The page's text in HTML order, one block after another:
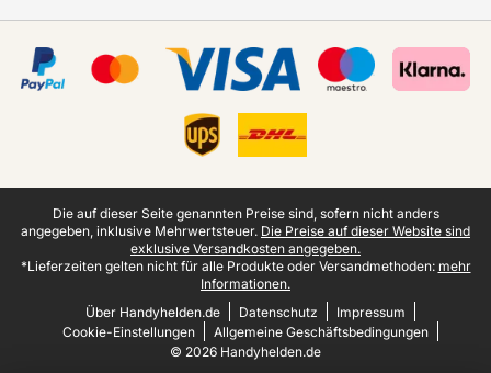
Juristische Fußzeile
Die auf dieser Seite genannten Preise sind, sofern nicht anders
angegeben, inklusive Mehrwertsteuer. Die Preise auf dieser Website sind
exklusive Versandkosten angegeben.
*Lieferzeiten gelten nicht für alle Produkte oder Versandmethoden: mehr
Informationen.
Über Handyhelden.de
Datenschutz
Impressum
Cookie-Einstellungen
Allgemeine Geschäftsbedingungen
© 2026 Handyhelden.de